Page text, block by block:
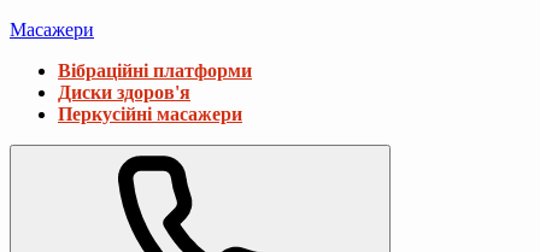
Масажери
Вібраційні платформи
Диски здоров'я
Перкусійні масажери